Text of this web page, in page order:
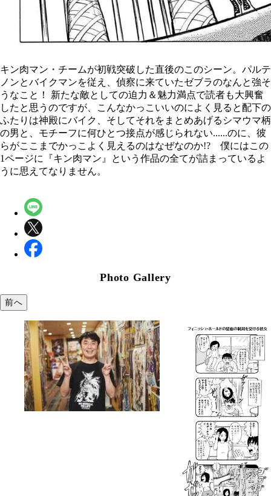
キン肉マン・チームが初戦突破した直後のこのシーン。パルテ
ノンとバイクマンを従え、偵察に来ていたゼブラのなんと強そ
うなこと！ 新たな敵としての迫力＆魅力満点で読者も大興奮
したと思うのですが、こんなかっこいいのによく見ると配下の
ふたりは神殿にバイク、そしてそれをまとめあげるシマウマ柄
の男と、モチーフに何ひとつ接点が感じられない......のに、彼
らがここまでかっこよく見えるのはなぜなのか!? 僕にはこの
1ページに『キン肉マン』という作品の全てが詰まっているよ
うに思えてなりません。
Photo Gallery
前へ